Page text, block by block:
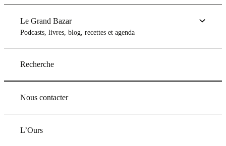
Le Grand Bazar
Podcasts, livres, blog, recettes et agenda
Recherche
Nous contacter
L’Ours